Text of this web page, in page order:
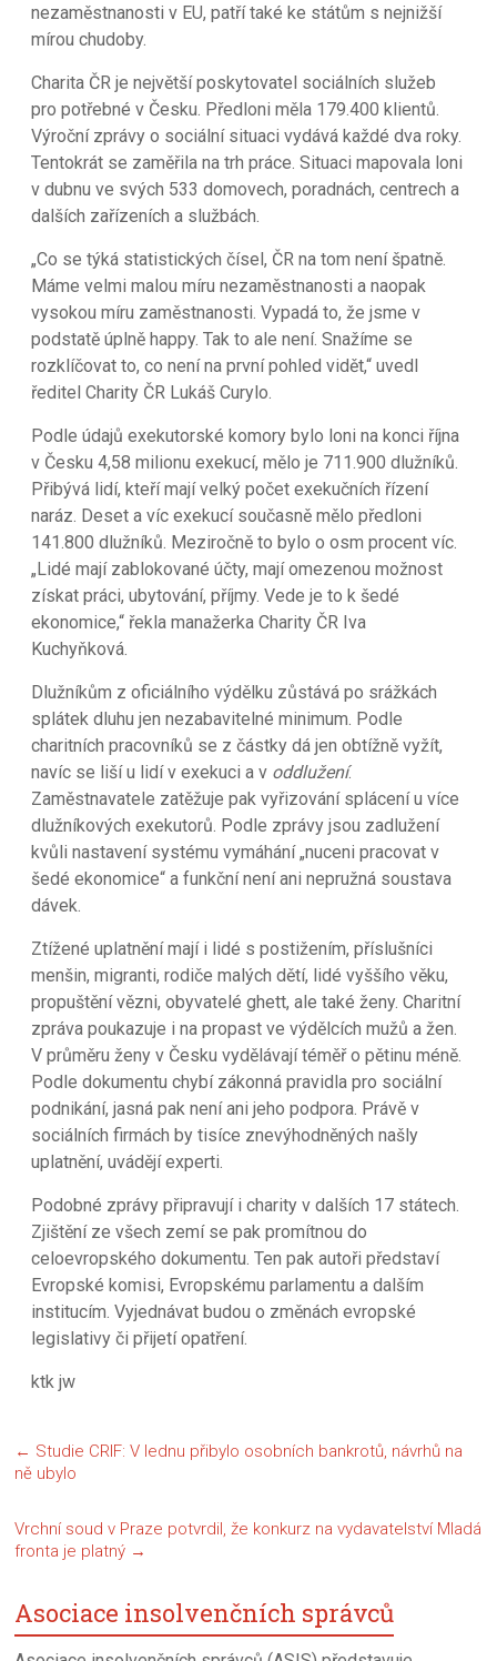
nezaměstnanosti v EU, patří také ke státům s nejnižší
mírou chudoby.
Charita ČR je největší poskytovatel sociálních služeb
pro potřebné v Česku. Předloni měla 179.400 klientů.
Výroční zprávy o sociální situaci vydává každé dva roky.
Tentokrát se zaměřila na trh práce. Situaci mapovala loni
v dubnu ve svých 533 domovech, poradnách, centrech a
dalších zařízeních a službách.
„Co se týká statistických čísel, ČR na tom není špatně.
Máme velmi malou míru nezaměstnanosti a naopak
vysokou míru zaměstnanosti. Vypadá to, že jsme v
podstatě úplně happy. Tak to ale není. Snažíme se
rozklíčovat to, co není na první pohled vidět,“ uvedl
ředitel Charity ČR Lukáš Curylo.
Podle údajů exekutorské komory bylo loni na konci října
v Česku 4,58 milionu exekucí, mělo je 711.900 dlužníků.
Přibývá lidí, kteří mají velký počet exekučních řízení
naráz. Deset a víc exekucí současně mělo předloni
141.800 dlužníků. Meziročně to bylo o osm procent víc.
„Lidé mají zablokované účty, mají omezenou možnost
získat práci, ubytování, příjmy. Vede je to k šedé
ekonomice,“ řekla manažerka Charity ČR Iva
Kuchyňková.
Dlužníkům z oficiálního výdělku zůstává po srážkách
splátek dluhu jen nezabavitelné minimum. Podle
charitních pracovníků se z částky dá jen obtížně vyžít,
navíc se liší u lidí v exekuci a v oddlužení.
Zaměstnavatele zatěžuje pak vyřizování splácení u více
dlužníkových exekutorů. Podle zprávy jsou zadlužení
kvůli nastavení systému vymáhání „nuceni pracovat v
šedé ekonomice“ a funkční není ani nepružná soustava
dávek.
Ztížené uplatnění mají i lidé s postižením, příslušníci
menšin, migranti, rodiče malých dětí, lidé vyššího věku,
propuštění vězni, obyvatelé ghett, ale také ženy. Charitní
zpráva poukazuje i na propast ve výdělcích mužů a žen.
V průměru ženy v Česku vydělávají téměř o pětinu méně.
Podle dokumentu chybí zákonná pravidla pro sociální
podnikání, jasná pak není ani jeho podpora. Právě v
sociálních firmách by tisíce znevýhodněných našly
uplatnění, uvádějí experti.
Podobné zprávy připravují i charity v dalších 17 státech.
Zjištění ze všech zemí se pak promítnou do
celoevropského dokumentu. Ten pak autoři představí
Evropské komisi, Evropskému parlamentu a dalším
institucím. Vyjednávat budou o změnách evropské
legislativy či přijetí opatření.
ktk jw
← Studie CRIF: V lednu přibylo osobních bankrotů, návrhů na
ně ubylo
Vrchní soud v Praze potvrdil, že konkurz na vydavatelství Mladá
fronta je platný →
Asociace insolvenčních správců